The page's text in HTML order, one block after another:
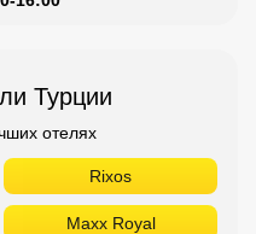
Турции
отелях
Rixos
Maxx Royal